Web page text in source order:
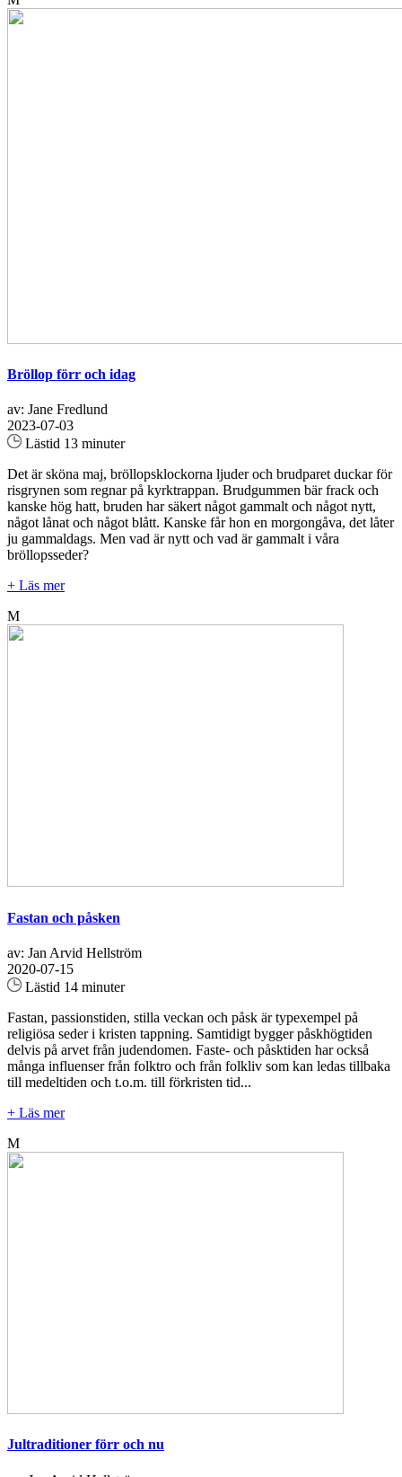
Bröllop förr och idag
av: Jane Fredlund
2023-07-03
Lästid 13 minuter
Det är sköna maj, bröllopsklockorna ljuder och brudparet duckar för
risgrynen som regnar på kyrktrappan. Brudgummen bär frack och
kanske hög hatt, bruden har säkert något gammalt och något nytt,
något lånat och något blått. Kanske får hon en morgongåva, det låter
ju gammaldags. Men vad är nytt och vad är gammalt i våra
bröllopsseder?
+ Läs mer
M
Fastan och påsken
av: Jan Arvid Hellström
2020-07-15
Lästid 14 minuter
Fastan, passionstiden, stilla veckan och påsk är typexempel på
religiösa seder i kristen tappning. Samtidigt bygger påskhögtiden
delvis på arvet från judendomen. Faste- och påsktiden har också
många influenser från folktro och från folkliv som kan ledas tillbaka
till medeltiden och t.o.m. till förkristen tid...
+ Läs mer
M
Jultraditioner förr och nu